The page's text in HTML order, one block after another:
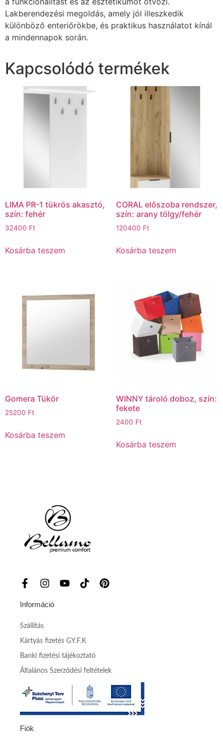
Lakberendezési megoldás, amely jól illeszkedik
különböző enteriőrökbe, és praktikus használatot kínál
a mindennapok során.
Kapcsolódó termékek
LIMA PR-1 tükrös akasztó,
szín: fehér
32400 Ft
Kosárba teszem
CORAL előszoba rendszer,
szín: arany tölgy/fehér
120400 Ft
Kosárba teszem
Gomera Tükör
25200 Ft
Kosárba teszem
WINNY tároló doboz, szín:
fekete
2400 Ft
Kosárba teszem
Információ
Szállítás
Kártyás fizetés GY.F.K
Banki fizetési tájékoztató
Általános Szerződési feltételek
Fiók